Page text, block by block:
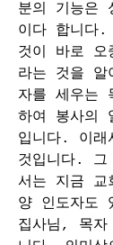
분의 기능은
이다 합니다
것이 바로 오
라는 것을 알
자를 세우는
하여 봉사의
입니다. 이래
것입니다.
서는 지금
양 인도자도
집사님, 목